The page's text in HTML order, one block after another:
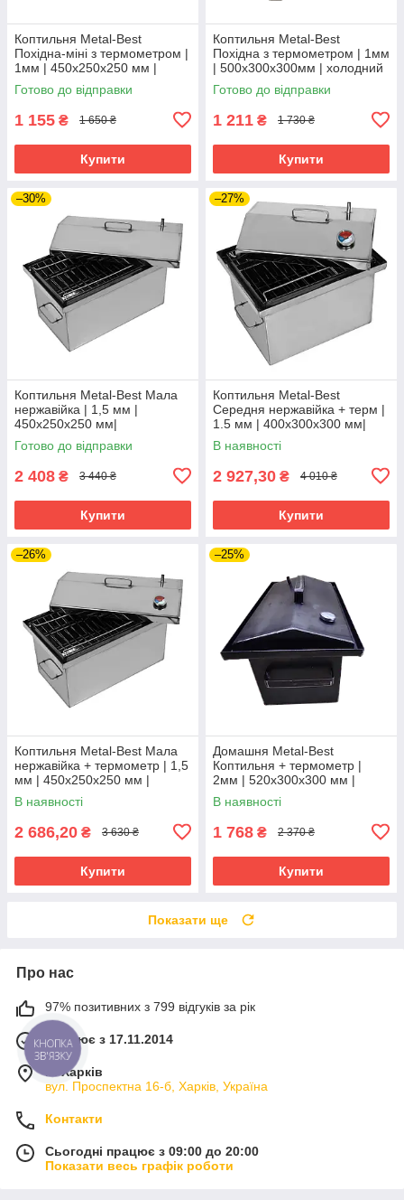
Коптильня Metal-Best
Похідна-міні з термометром |
1мм | 450х250х250 мм |
холодний прокат
Готово до відправки
1 155 ₴ 1 650 ₴
Купити
Коптильня Metal-Best
Похідна з термометром | 1мм
| 500х300х300мм | холодний
прокат
Готово до відправки
1 211 ₴ 1 730 ₴
Купити
–30%
Коптильня Metal-Best Мала
нержавійка | 1,5 мм |
450х250х250 мм|
жаростійкий
Готово до відправки
2 408 ₴ 3 440 ₴
Купити
–27%
Коптильня Metal-Best
Середня нержавійка + терм |
1.5 мм | 400х300х300 мм|
жаростійкий
В наявності
2 927,30 ₴ 4 010 ₴
Купити
–26%
Коптильня Metal-Best Мала
нержавійка + термометр | 1,5
мм | 450х250х250 мм |
жаростійка
В наявності
2 686,20 ₴ 3 630 ₴
Купити
–25%
Домашня Metal-Best
Коптильня + термометр |
2мм | 520х300х300 мм |
холодний прокат
В наявності
1 768 ₴ 2 370 ₴
Купити
Показати ще
Про нас
97% позитивних з 799 відгуків за рік
Працює з 17.11.2014
м. Харків
вул. Проспектна 16-б, Харків, Україна
Контакти
Сьогодні працює з 09:00 до 20:00
Показати весь графік роботи
КНОПКА
ЗВ'ЯЗКУ